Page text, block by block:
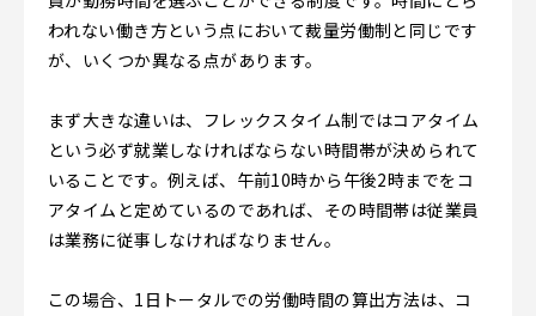
われない働き方という点において裁量労働制と同じです
が、いくつか異なる点があります。
まず大きな違いは、フレックスタイム制ではコアタイム
という必ず就業しなければならない時間帯が決められて
いることです。例えば、午前10時から午後2時までをコ
アタイムと定めているのであれば、その時間帯は従業員
は業務に従事しなければなりません。
この場合、1日トータルでの労働時間の算出方法は、コ